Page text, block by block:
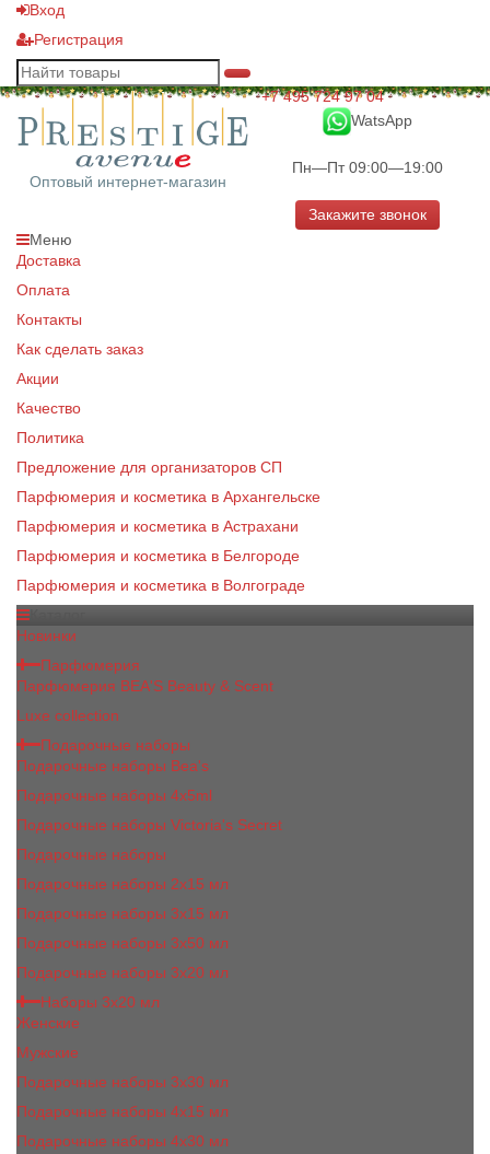
Вход
Регистрация
Оптовый интернет-магазин
+7 495 724 97 04
WatsApp
Пн—Пт 09:00—19:00
Закажите звонок
Меню
Доставка
Оплата
Контакты
Как сделать заказ
Акции
Качество
Политика
Предложение для организаторов СП
Парфюмерия и косметика в Архангельске
Парфюмерия и косметика в Астрахани
Парфюмерия и косметика в Белгороде
Парфюмерия и косметика в Волгограде
Новинки
Парфюмерия
Парфюмерия BEA'S Beauty & Scent
Luxe collection
Подарочные наборы
Подарочные наборы Bea's
Подарочные наборы 4х5ml
Подарочные наборы Victoria's Secret
Подарочные наборы
Подарочные наборы 2x15 мл
Подарочные наборы 3х15 мл
Подарочные наборы 3x50 мл
Подарочные наборы 3x20 мл
Наборы 3х20 мл
Женские
Мужские
Подарочные наборы 3х30 мл
Подарочные наборы 4x15 мл
Подарочные наборы 4x30 мл